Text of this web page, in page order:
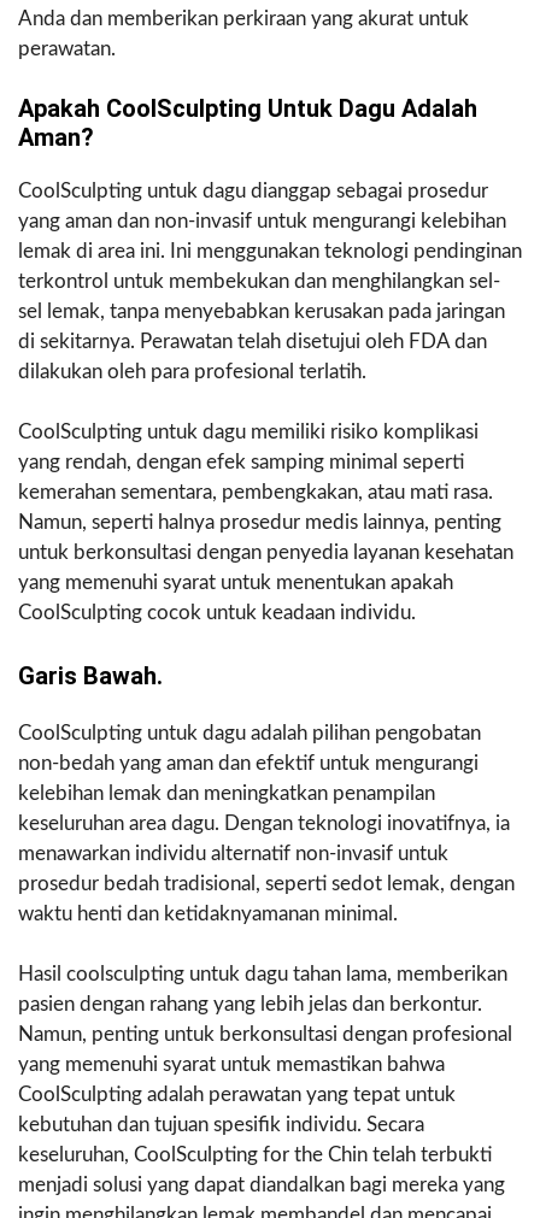
Anda dan memberikan perkiraan yang akurat untuk
perawatan.
Apakah CoolSculpting Untuk Dagu Adalah
Aman?
CoolSculpting untuk dagu dianggap sebagai prosedur
yang aman dan non-invasif untuk mengurangi kelebihan
lemak di area ini. Ini menggunakan teknologi pendinginan
terkontrol untuk membekukan dan menghilangkan sel-
sel lemak, tanpa menyebabkan kerusakan pada jaringan
di sekitarnya. Perawatan telah disetujui oleh FDA dan
dilakukan oleh para profesional terlatih.
CoolSculpting untuk dagu memiliki risiko komplikasi
yang rendah, dengan efek samping minimal seperti
kemerahan sementara, pembengkakan, atau mati rasa.
Namun, seperti halnya prosedur medis lainnya, penting
untuk berkonsultasi dengan penyedia layanan kesehatan
yang memenuhi syarat untuk menentukan apakah
CoolSculpting cocok untuk keadaan individu.
Garis Bawah.
CoolSculpting untuk dagu adalah pilihan pengobatan
non-bedah yang aman dan efektif untuk mengurangi
kelebihan lemak dan meningkatkan penampilan
keseluruhan area dagu. Dengan teknologi inovatifnya, ia
menawarkan individu alternatif non-invasif untuk
prosedur bedah tradisional, seperti sedot lemak, dengan
waktu henti dan ketidaknyamanan minimal.
Hasil coolsculpting untuk dagu tahan lama, memberikan
pasien dengan rahang yang lebih jelas dan berkontur.
Namun, penting untuk berkonsultasi dengan profesional
yang memenuhi syarat untuk memastikan bahwa
CoolSculpting adalah perawatan yang tepat untuk
kebutuhan dan tujuan spesifik individu. Secara
keseluruhan, CoolSculpting for the Chin telah terbukti
menjadi solusi yang dapat diandalkan bagi mereka yang